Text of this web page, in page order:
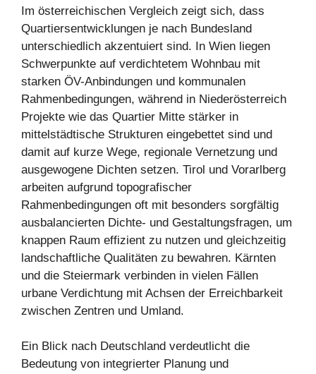
Im österreichischen Vergleich zeigt sich, dass
Quartiersentwicklungen je nach Bundesland
unterschiedlich akzentuiert sind. In Wien liegen
Schwerpunkte auf verdichtetem Wohnbau mit
starken ÖV-Anbindungen und kommunalen
Rahmenbedingungen, während in Niederösterreich
Projekte wie das Quartier Mitte stärker in
mittelstädtische Strukturen eingebettet sind und
damit auf kurze Wege, regionale Vernetzung und
ausgewogene Dichten setzen. Tirol und Vorarlberg
arbeiten aufgrund topografischer
Rahmenbedingungen oft mit besonders sorgfältig
ausbalancierten Dichte- und Gestaltungsfragen, um
knappen Raum effizient zu nutzen und gleichzeitig
landschaftliche Qualitäten zu bewahren. Kärnten
und die Steiermark verbinden in vielen Fällen
urbane Verdichtung mit Achsen der Erreichbarkeit
zwischen Zentren und Umland.
Ein Blick nach Deutschland verdeutlicht die
Bedeutung von integrierter Planung und